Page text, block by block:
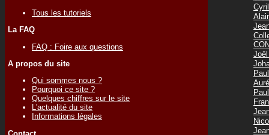
Tous les tutoriels
La FAQ
FAQ : Foire aux questions
A propos du site
Qui sommes nous ?
Pourquoi ce site ?
Quelques chiffres sur le site
L'actualité du site
Informations légales